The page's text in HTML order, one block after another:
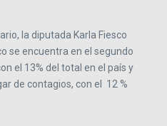
la diputada Karla Fiesco
se encuentra en el segundo
el 13% del total en el país y
de contagios, con el 12 %